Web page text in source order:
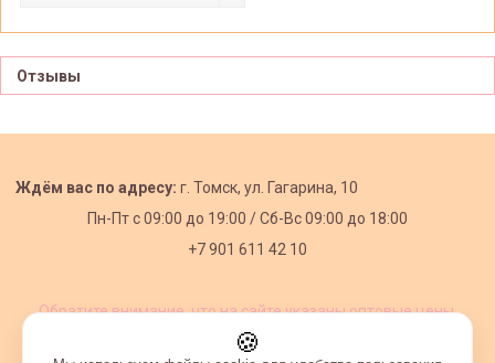
Отзывы
Ждём вас по адресу: г. Томск, ул. Гагарина, 10
Пн-Пт с09:00 до 19:00 /Сб-Вс 09:00 до 18:00
+7 901 611 42 10
Обратите внимание, что на сайте указаны оптовые цены,
🍪